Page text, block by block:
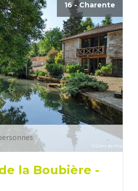
16 - Charente
la Boubière -